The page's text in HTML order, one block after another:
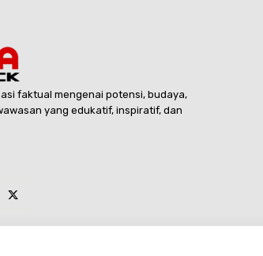
faktual mengenai potensi, budaya,
yang edukatif, inspiratif, dan